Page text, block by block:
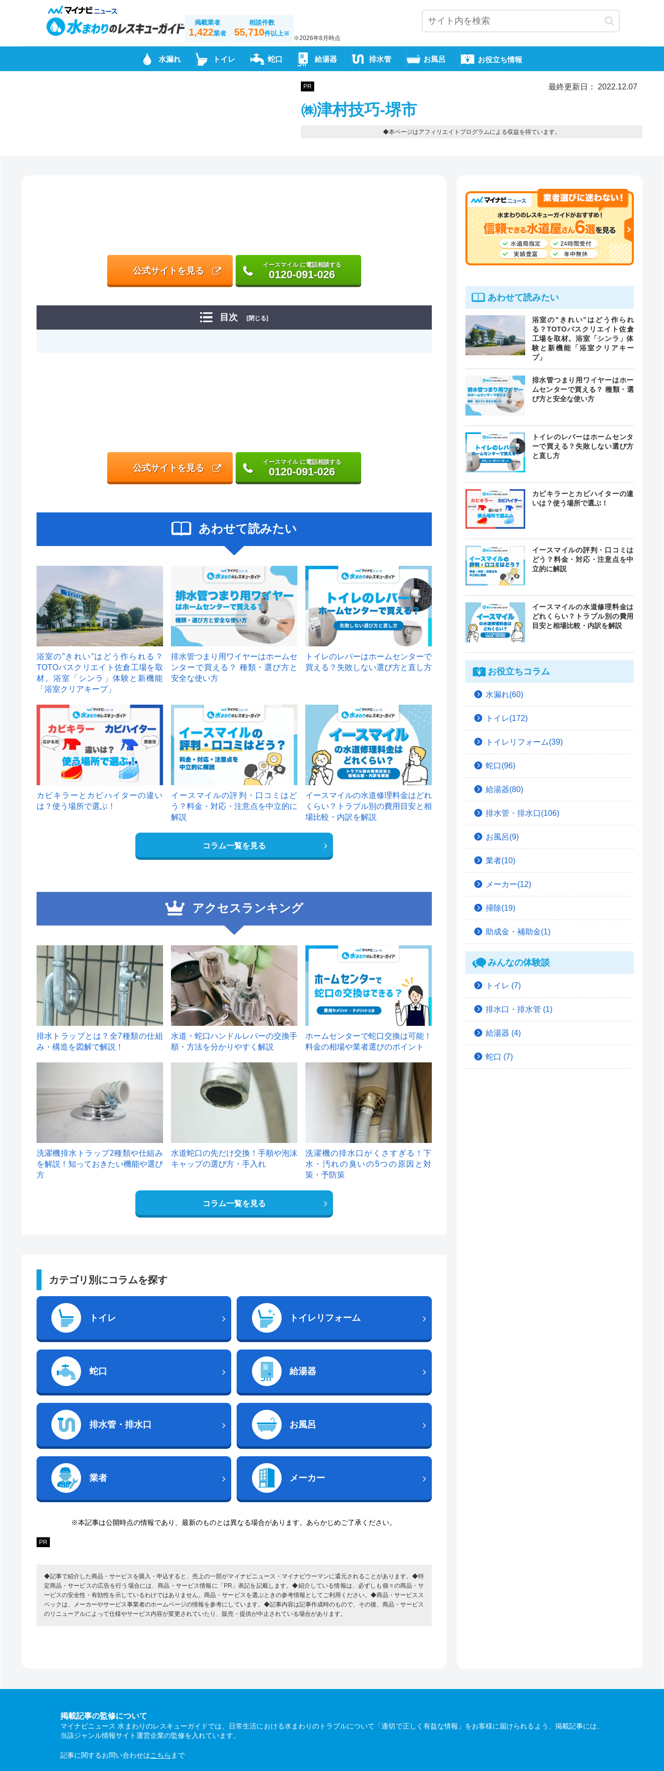
掲載業者
1,422業者
相談件数
55,710件以上※
※2026年8月時点
水漏れ トイレ 蛇口 給湯器 排水管 お風呂 お役立ち情報
PR 最終更新日： 2022.12.07
㈱津村技巧-堺市
◆本ページはアフィリエイトプログラムによる収益を得ています。
公式サイトを見る
イースマイル に電話相談する
0120-091-026
目次 [閉じる]
公式サイトを見る
イースマイル に電話相談する
0120-091-026
あわせて読みたい
浴室の”きれい”はどう作られる？
TOTOバスクリエイト佐倉工場を取
材。浴室「シンラ」体験と新機能
「浴室クリアキープ」
排水管つまり用ワイヤーはホームセ
ンターで買える？ 種類・選び方と
安全な使い方
トイレのレバーはホームセンターで
買える？失敗しない選び方と直し方
カビキラーとカビハイターの違い
は？使う場所で選ぶ！
イースマイルの評判・口コミはど
う？料金・対応・注意点を中立的に
解説
イースマイルの水道修理料金はどれ
くらい？トラブル別の費用目安と相
場比較・内訳を解説
コラム一覧を見る
アクセスランキング
1
排水トラップとは？全7種類の仕組
み・構造を図解で解説！
2
水道・蛇口ハンドルレバーの交換手
順・方法を分かりやすく解説
ホームセンターで蛇口交換は可能！
料金の相場や業者選びのポイント
洗濯機排水トラップ2種類や仕組み
を解説！知っておきたい機能や選び
方
水道蛇口の先だけ交換！手順や泡沫
キャップの選び方・手入れ
洗濯機の排水口がくさすぎる！下
水・汚れの臭いの5つの原因と対
策・予防策
コラム一覧を見る
カテゴリ別にコラムを探す
トイレ トイレリフォーム
蛇口 給湯器
排水管・排水口 お風呂
業者 メーカー
※本記事は公開時点の情報であり、最新のものとは異なる場合があります。あらかじめご了承ください。
PR
◆記事で紹介した商品・サービスを購入・申込すると、売上の一部がマイナビニュース・マイナビウーマンに還元されることがあります。◆特
定商品・サービスの広告を行う場合には、商品・サービス情報に「PR」表記を記載します。◆紹介している情報は、必ずしも個々の商品・サ
ービスの安全性・有効性を示しているわけではありません。商品・サービスを選ぶときの参考情報としてご利用ください。◆商品・サービスス
ペックは、メーカーやサービス事業者のホームページの情報を参考にしています。◆記事内容は記事作成時のもので、その後、商品・サービス
のリニューアルによって仕様やサービス内容が変更されていたり、販売・提供が中止されている場合があります。
あわせて読みたい
浴室の”きれい”はどう作られ
る？TOTOバスクリエイト佐倉
工場を取材。浴室「シンラ」体
験と新機能「浴室クリアキー
プ」
排水管つまり用ワイヤーはホー
ムセンターで買える？ 種類・選
び方と安全な使い方
トイレのレバーはホームセンタ
ーで買える？失敗しない選び方
と直し方
カビキラーとカビハイターの違
いは？使う場所で選ぶ！
イースマイルの評判・口コミは
どう？料金・対応・注意点を中
立的に解説
イースマイルの水道修理料金は
どれくらい？トラブル別の費用
目安と相場比較・内訳を解説
お役立ちコラム
水漏れ(60)
トイレ(172)
トイレリフォーム(39)
蛇口(96)
給湯器(80)
排水管・排水口(106)
お風呂(9)
業者(10)
メーカー(12)
掃除(19)
助成金・補助金(1)
みんなの体験談
トイレ (7)
排水口・排水管 (1)
給湯器 (4)
蛇口 (7)
掲載記事の監修について
マイナビニュース 水まわりのレスキューガイドでは、日常生活における水まわりのトラブルについて「適切で正しく有益な情報」をお客様に届けられるよう、掲載記事には、
当該ジャンル情報サイト運営企業の監修を入れています。
記事に関するお問い合わせはこちら まで